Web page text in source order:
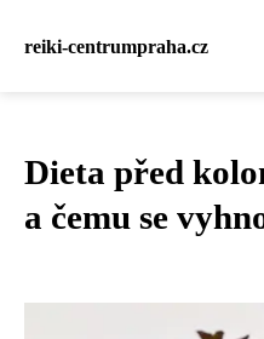
reiki-centrumpraha.cz
Dieta před
a čemu se